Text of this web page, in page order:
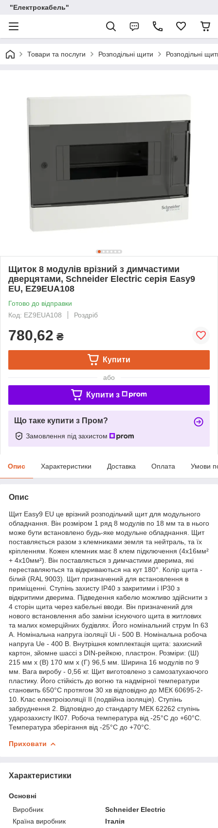
"Електрокабель"
Товари та послуги Розподільні щити Розподільні
Щиток 8 модулів врізний з димчастими
дверцятами, Schneider Electric серія Easy9
EU, EZ9EUA108
Готово до відправки
Код: EZ9EUA108
Роздріб
780,62 ₴
Купити
або
Купити з
Що таке купити з Пром?
Замовлення під захистом
Опис Характеристики Доставка Оплата Умови
Опис
Щит Easy9 EU це врізний розподільчий щит для модульного
обладнання. Він розміром 1 ряд 8 модулів по 18 мм та в нього
може бути встановлено будь-яке модульне обладнання. Щит
поставляється разом з клемниками земля та нейтраль, та їх
кріпленням. Кожен клемник має 8 клем підключення (4x16мм²
+ 4x10мм²). Він поставляється з димчастими дверима, які
переставляються та відкриваються на кут 180°. Колір щита -
білий (RAL 9003). Щит призначений для встановлення в
приміщенні. Ступінь захисту IP40 з закритими і IP30 з
відкритими дверима. Підведення кабелю можливо здійснити з
4 сторін щита через кабельні вводи. Він призначений для
нового встановлення або заміни існуючого щита в житлових
та малих комерційних будівлях. Його номінальний струм In 63
А. Номінальна напруга ізоляції Ui - 500 В. Номінальна робоча
напруга Ue - 400 В. Внутрішня комплектація щита: захисний
картон, зйомне шассі з DIN-рейкою, пластрон. Розміри: (Ш)
215 мм x (В) 170 мм x (Г) 96,5 мм. Ширина 16 модулів по 9
мм. Вага виробу - 0,56 кг. Щит виготовлено з самозатухаючого
пластику. Його стійкість до вогню та надмірної температури
становить 650°C протягом 30 хв відповідно до МЕК 60695-2-
10. Клас електроізоляції ІІ (подвійна ізоляція). Ступінь
забруднення 2. Відповідно до стандарту МЕК 62262 ступінь
ударозахисту IK07. Робоча температура від -25°C до +60°C.
Температура зберігання від -25°С до +70°С.
Приховати
Характеристики
Основні
Виробник
Schneider Electric
Країна виробник
Італія